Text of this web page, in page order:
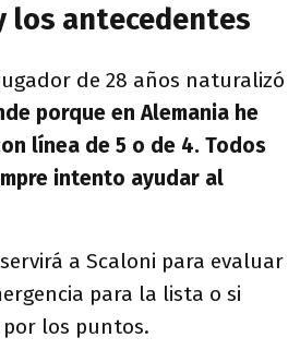
los antecedentes
de 28 años naturalizó
porque en Alemania he
línea de 5 o de 4. Todos
intento ayudar al
a Scaloni para evaluar
para la lista o si
los puntos.